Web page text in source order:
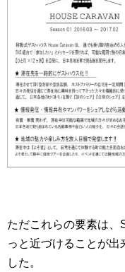
ただこれらの要素は
っと近づけることが出
した。